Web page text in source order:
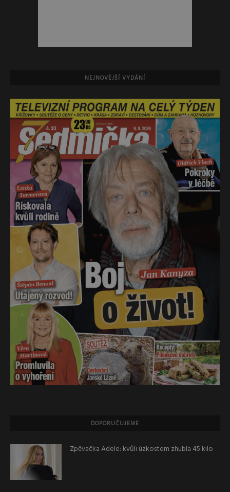
NEJNOVĚJŠÍ VYDÁNÍ
DOPORUČUJEME
Zpěvačka Adele: kvůli úzkostem zhubla 45 kilo